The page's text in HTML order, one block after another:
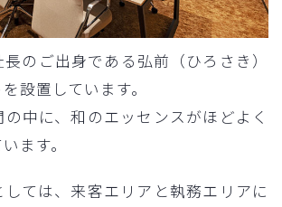
のご出身である弘前（ひろさき）
設置しています。
中に、和のエッセンスがほどよく
ます。
ては、来客エリアと執務エリアに